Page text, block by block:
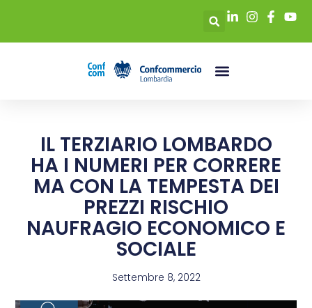
IL TERZIARIO LOMBARDO
HA I NUMERI PER CORRERE
MA CON LA TEMPESTA DEI
PREZZI RISCHIO
NAUFRAGIO ECONOMICO E
SOCIALE
Settembre 8, 2022